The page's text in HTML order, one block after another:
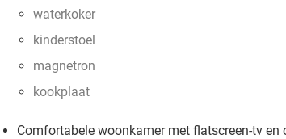
waterkoker
kinderstoel
magnetron
kookplaat
Comfortabele woonkamer met flatscreen-tv en